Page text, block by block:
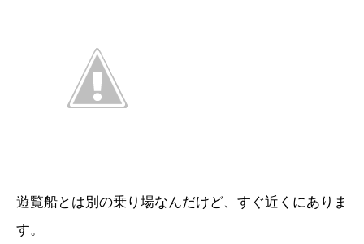
遊覧船とは別の乗り場なんだけど、すぐ近くにありま
す。